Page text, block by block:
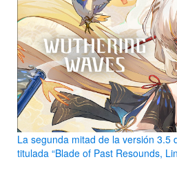
La segunda mitad de la versión 3.5
titulada “Blade of Past Resounds,